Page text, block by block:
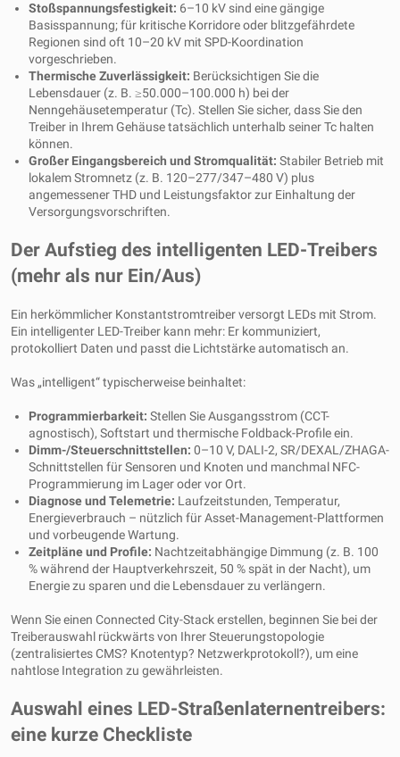
Stoßspannungsfestigkeit: 6–10 kV sind eine gängige
Basisspannung; für kritische Korridore oder blitzgefährdete
Regionen sind oft 10–20 kV mit SPD-Koordination
vorgeschrieben.
Thermische Zuverlässigkeit: Berücksichtigen Sie die
Lebensdauer (z. B. ≥50.000–100.000 h) bei der
Nenngehäusetemperatur (Tc). Stellen Sie sicher, dass Sie den
Treiber in Ihrem Gehäuse tatsächlich unterhalb seiner Tc halten
können.
Großer Eingangsbereich und Stromqualität: Stabiler Betrieb mit
lokalem Stromnetz (z. B. 120–277/347–480 V) plus
angemessener THD und Leistungsfaktor zur Einhaltung der
Versorgungsvorschriften.
Der Aufstieg des intelligenten LED-Treibers
(mehr als nur Ein/Aus)
Ein herkömmlicher Konstantstromtreiber versorgt LEDs mit Strom.
Ein intelligenter LED-Treiber kann mehr: Er kommuniziert,
protokolliert Daten und passt die Lichtstärke automatisch an.
Was „intelligent“ typischerweise beinhaltet:
Programmierbarkeit: Stellen Sie Ausgangsstrom (CCT-
agnostisch), Softstart und thermische Foldback-Profile ein.
Dimm-/Steuerschnittstellen: 0–10 V, DALI-2, SR/DEXAL/ZHAGA-
Schnittstellen für Sensoren und Knoten und manchmal NFC-
Programmierung im Lager oder vor Ort.
Diagnose und Telemetrie: Laufzeitstunden, Temperatur,
Energieverbrauch – nützlich für Asset-Management-Plattformen
und vorbeugende Wartung.
Zeitpläne und Profile: Nachtzeitabhängige Dimmung (z. B. 100
% während der Hauptverkehrszeit, 50 % spät in der Nacht), um
Energie zu sparen und die Lebensdauer zu verlängern.
Wenn Sie einen Connected City-Stack erstellen, beginnen Sie bei der
Treiberauswahl rückwärts von Ihrer Steuerungstopologie
(zentralisiertes CMS? Knotentyp? Netzwerkprotokoll?), um eine
nahtlose Integration zu gewährleisten.
Auswahl eines LED-Straßenlaternentreibers:
eine kurze Checkliste